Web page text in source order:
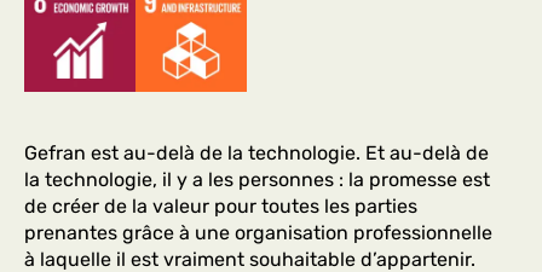
Gefran est au-delà de la technologie. Et au-delà de
la technologie, il y a les personnes : la promesse est
de créer de la valeur pour toutes les parties
prenantes grâce à une organisation professionnelle
à laquelle il est vraiment souhaitable d’appartenir.